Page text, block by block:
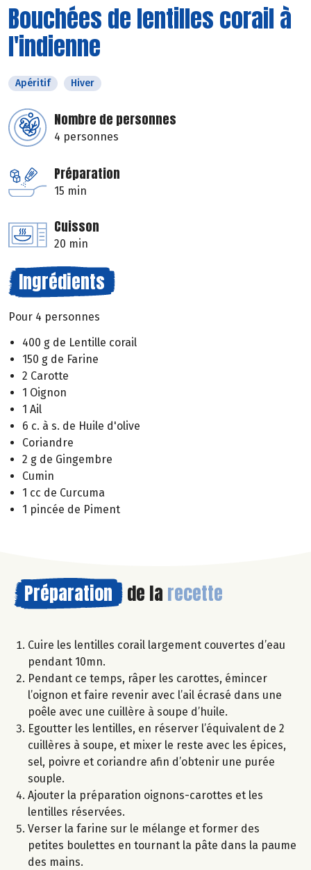
Bouchées de lentilles corail à
l'indienne
Apéritif Hiver
Nombre de personnes
4 personnes
Préparation
15 min
Cuisson
20 min
Ingrédients
Pour 4 personnes
400 g de Lentille corail
150 g de Farine
2 Carotte
1 Oignon
1 Ail
6 c. à s. de Huile d'olive
Coriandre
2 g de Gingembre
Cumin
1 cc de Curcuma
1 pincée de Piment
Préparation de la recette
Cuire les lentilles corail largement couvertes d’eau
pendant 10mn.
Pendant ce temps, râper les carottes, émincer
l’oignon et faire revenir avec l’ail écrasé dans une
poêle avec une cuillère à soupe d’huile.
Egoutter les lentilles, en réserver l’équivalent de 2
cuillères à soupe, et mixer le reste avec les épices,
sel, poivre et coriandre afin d’obtenir une purée
souple.
Ajouter la préparation oignons-carottes et les
lentilles réservées.
Verser la farine sur le mélange et former des
petites boulettes en tournant la pâte dans la paume
des mains.